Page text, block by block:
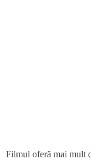
Filmul oferă mai mult